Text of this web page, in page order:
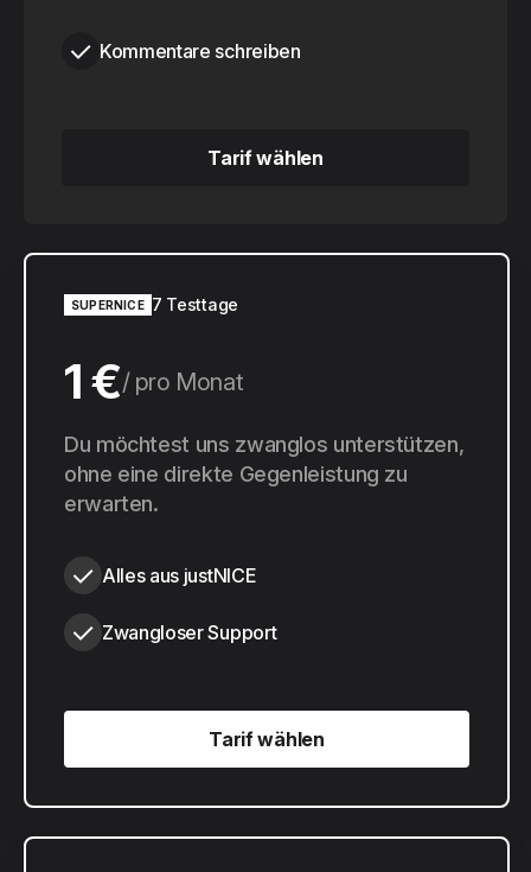
Kommentare schreiben
Tarif wählen
SUPERNICE 7 Testtage
1 € pro Monat
10 € pro Jahr
Du möchtest uns zwanglos unterstützen,
ohne eine direkte Gegenleistung zu
erwarten.
Alles aus justNICE
Zwangloser Support
Tarif wählen
Tarif wählen